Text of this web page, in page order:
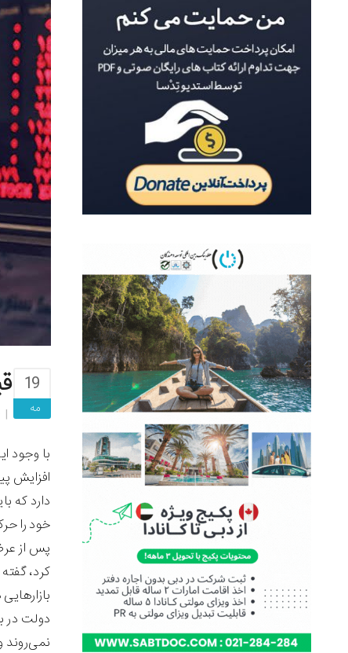
19
مه
با وجود
افزایش
دارد که
خود را
پس از
کرد،
دولت در
نمی‌روند